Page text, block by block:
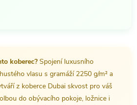
koberec?Spojení luxusního
vlasu s gramáží 2250 g/m² a
z koberce Dubai skvost pro váš
do obývacího pokoje, ložnice i